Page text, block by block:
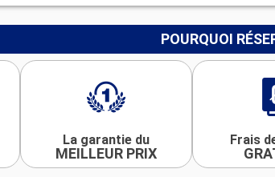
POURQUOI
La garantie du
MEILLEUR PRIX
Frais